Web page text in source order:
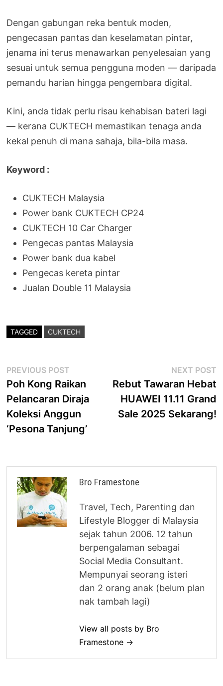
Dengan gabungan reka bentuk moden,
pengecasan pantas dan keselamatan pintar,
jenama ini terus menawarkan penyelesaian yang
sesuai untuk semua pengguna moden — daripada
pemandu harian hingga pengembara digital.
Kini, anda tidak perlu risau kehabisan bateri lagi
— kerana CUKTECH memastikan tenaga anda
kekal penuh di mana sahaja, bila-bila masa.
Keyword :
CUKTECH Malaysia
Power bank CUKTECH CP24
CUKTECH 10 Car Charger
Pengecas pantas Malaysia
Power bank dua kabel
Pengecas kereta pintar
Jualan Double 11 Malaysia
TAGGED CUKTECH
Post
navigation
PREVIOUS POST
post:
Poh Kong Raikan
Pelancaran Diraja
Koleksi Anggun
‘Pesona Tanjung’
NEXT POST
Rebut Tawaran Hebat
HUAWEI 11.11 Grand
Sale 2025 Sekarang!
Bro Framestone
Travel, Tech, Parenting dan
Lifestyle Blogger di Malaysia
sejak tahun 2006. 12 tahun
berpengalaman sebagai
Social Media Consultant.
Mempunyai seorang isteri
dan 2 orang anak (belum plan
nak tambah lagi)
View all posts by Bro
Framestone →